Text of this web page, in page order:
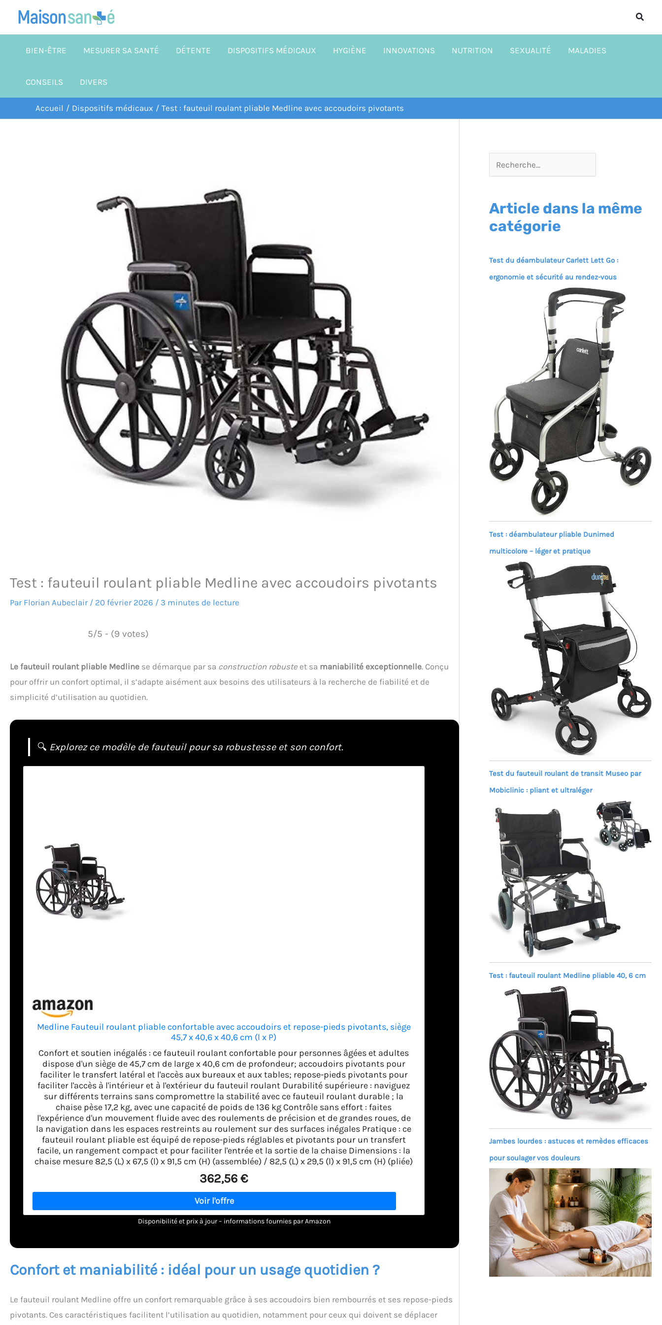
contenu
BIEN-ÊTRE MESURER SA SANTÉ DÉTENTE DISPOSITIFS MÉDICAUX HYGIÈNE INNOVATIONS NUTRITION SEXUALITÉ MALADIES
CONSEILS DIVERS
Accueil Dispositifs médicaux Test : fauteuil roulant pliable Medline avec accoudoirs pivotants
Test : fauteuil roulant pliable Medline avec accoudoirs pivotants
Par Florian Aubeclair / 20 février 2026 / 3 minutes de lecture
5/5 - (9 votes)
Le fauteuil roulant pliable Medline se démarque par sa construction robuste et sa maniabilité exceptionnelle. Conçu
pour offrir un confort optimal, il s’adapte aisément aux besoins des utilisateurs à la recherche de fiabilité et de
simplicité d’utilisation au quotidien.
🔍 Explorez ce modèle de fauteuil pour sa robustesse et son confort.
Medline Fauteuil roulant pliable confortable avec accoudoirs et repose-pieds pivotants, siège
45,7 x 40,6 x 40,6 cm (l x P)
Confort et soutien inégalés : ce fauteuil roulant confortable pour personnes âgées et adultes
dispose d'un siège de 45,7 cm de large x 40,6 cm de profondeur; accoudoirs pivotants pour
faciliter le transfert latéral et l'accès aux bureaux et aux tables; repose-pieds pivotants pour
faciliter l'accès à l'intérieur et à l'extérieur du fauteuil roulant Durabilité supérieure : naviguez
sur différents terrains sans compromettre la stabilité avec ce fauteuil roulant durable ; la
chaise pèse 17,2 kg, avec une capacité de poids de 136 kg Contrôle sans effort : faites
l'expérience d'un mouvement fluide avec des roulements de précision et de grandes roues, de
la navigation dans les espaces restreints au roulement sur des surfaces inégales Pratique : ce
fauteuil roulant pliable est équipé de repose-pieds réglables et pivotants pour un transfert
facile, un rangement compact et pour faciliter l'entrée et la sortie de la chaise Dimensions : la
chaise mesure 82,5 (L) x 67,5 (l) x 91,5 cm (H) (assemblée) / 82,5 (L) x 29,5 (l) x 91,5 cm (H) (pliée)
362,56 €
Disponibilité et prix à jour – informations fournies par Amazon
Confort et maniabilité : idéal pour un usage quotidien ?
Le fauteuil roulant Medline offre un confort remarquable grâce à ses accoudoirs bien rembourrés et ses repose-pieds
pivotants. Ces caractéristiques facilitent l’utilisation au quotidien, notamment pour ceux qui doivent se déplacer
Article dans la même
catégorie
Test du déambulateur Carlett Lett Go :
ergonomie et sécurité au rendez-vous
Test : déambulateur pliable Dunimed
multicolore – léger et pratique
Test du fauteuil roulant de transit Museo par
Mobiclinic : pliant et ultraléger
Test : fauteuil roulant Medline pliable 40, 6 cm
Jambes lourdes : astuces et remèdes efficaces
pour soulager vos douleurs